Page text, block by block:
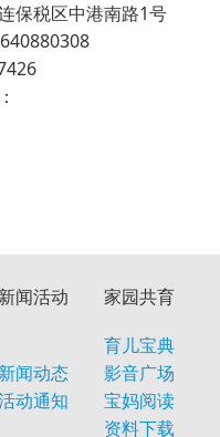
保税区中港南路1号
新闻活动
家园共育
新闻动态
动通知
育儿宝典
影音广场
宝妈阅读
资料下载